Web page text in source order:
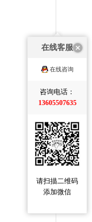
在线客服
在线咨询
咨询电话：
13605507635
请扫描二维码
添加微信